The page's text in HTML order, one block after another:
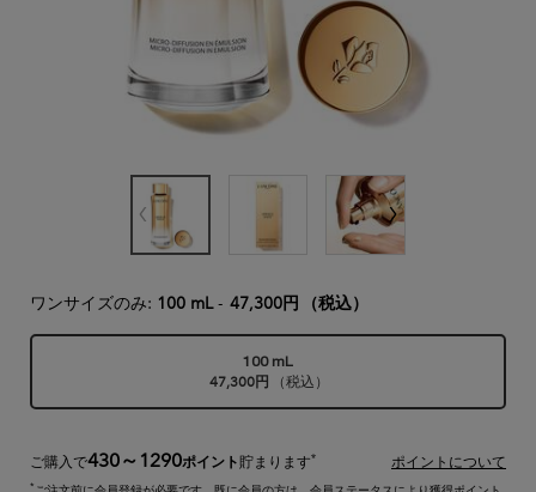
ワンサイズのみ: 100 mL- 47,300円 （税込）
選択済み
100 mL
47,300円 （税込）
, 1/1
ご購入で430～1290ポイント 貯まります* ポイントについて
*